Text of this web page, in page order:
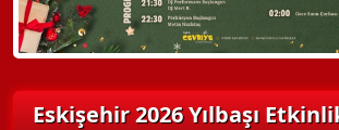
Eskişehir 2026 Yılbaşı